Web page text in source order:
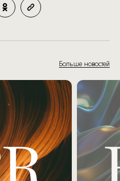
Больше новостей